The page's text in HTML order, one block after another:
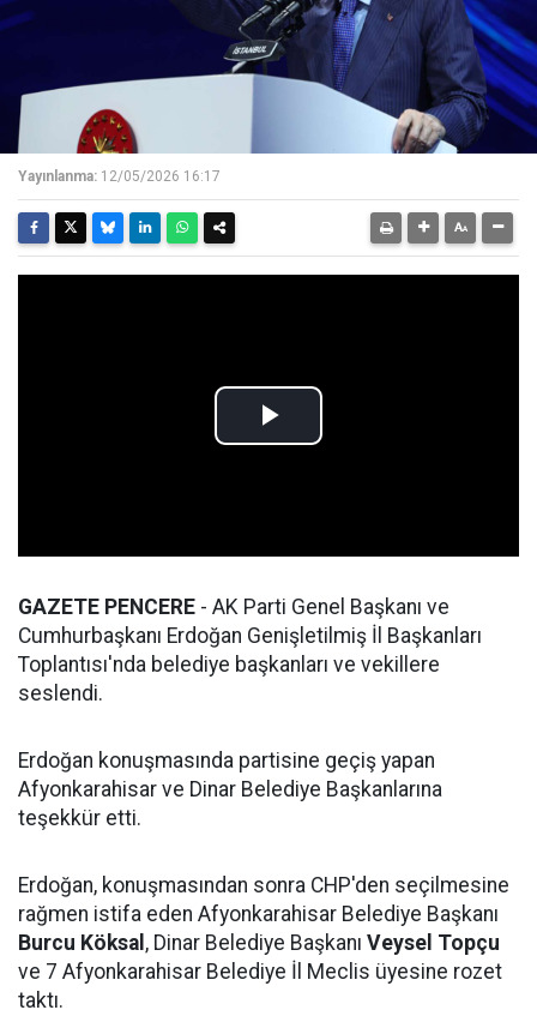
Yayınlanma: 12/05/2026 16:17
GAZETE PENCERE - AK Parti Genel Başkanı ve
Cumhurbaşkanı Erdoğan Genişletilmiş İl Başkanları
Toplantısı'nda belediye başkanları ve vekillere
seslendi.
Erdoğan konuşmasında partisine geçiş yapan
Afyonkarahisar ve Dinar Belediye Başkanlarına
teşekkür etti.
Erdoğan, konuşmasından sonra CHP'den seçilmesine
rağmen istifa eden Afyonkarahisar Belediye Başkanı
Burcu Köksal , Dinar Belediye Başkanı Veysel Topçu
ve 7 Afyonkarahisar Belediye İl Meclis üyesine rozet
taktı.